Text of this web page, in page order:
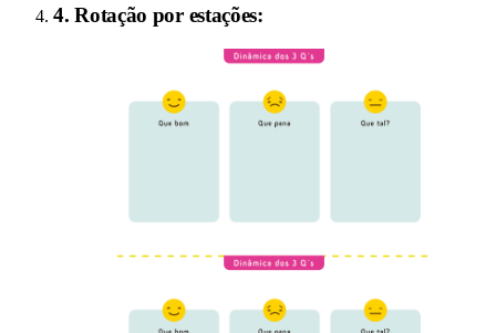
4.Rotação por estações: